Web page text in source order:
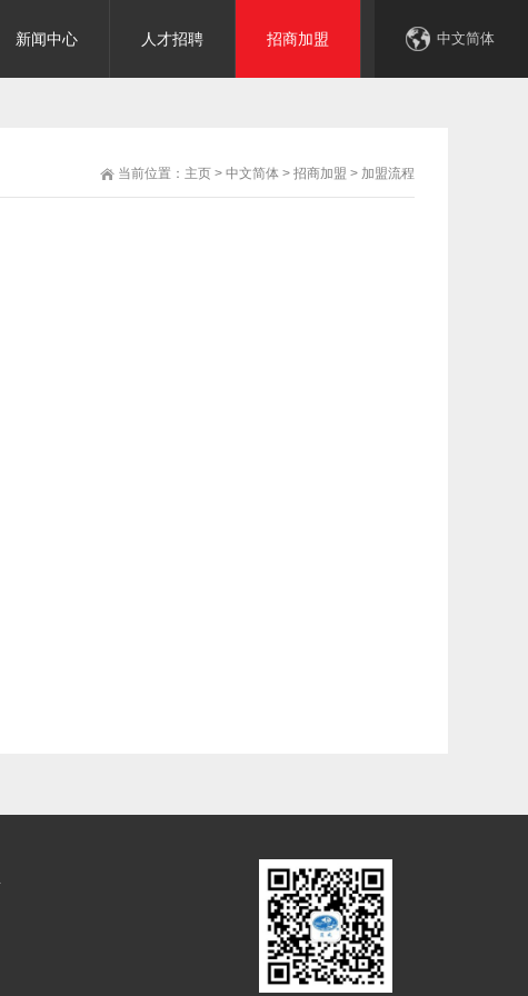
新闻中心 人才招聘 招商加盟 联系我们中文简体
当前位置： 主页 > 中文简体 > 招商加盟 > 加盟流程